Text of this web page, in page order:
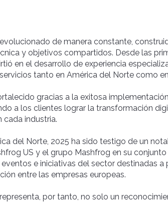
de manera constante,
y objetivos compartidos. Desde las
en el desarrollo de experiencia
tanto en América del Norte como
gracias a la exitosa
a los clientes lograr la transformación
cada industria.
del Norte, 2025 ha sido testigo de un
US y el grupo Mashfrog en su conjunto
e iniciativas del sector destinadas a
entre las empresas europeas.
representa, por tanto, no solo un